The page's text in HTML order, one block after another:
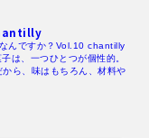
んですか？Vol.10 chantilly
は、一つひとつが個性的。
ら、味はもちろん、材料や